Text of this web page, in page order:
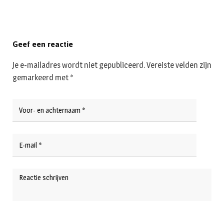
Geef een reactie
Je e-mailadres wordt niet gepubliceerd.Vereiste velden zijn
gemarkeerd met *